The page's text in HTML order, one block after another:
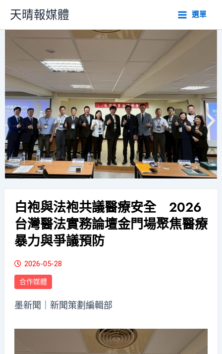
主
容
天晴報媒體 選單
白袍與法袍共議醫療安全 2026
台灣醫法實務論壇金門場聚焦醫療
暴力與爭議預防
2026-05-28
合作媒體
墨新聞 ｜新聞策劃編輯部